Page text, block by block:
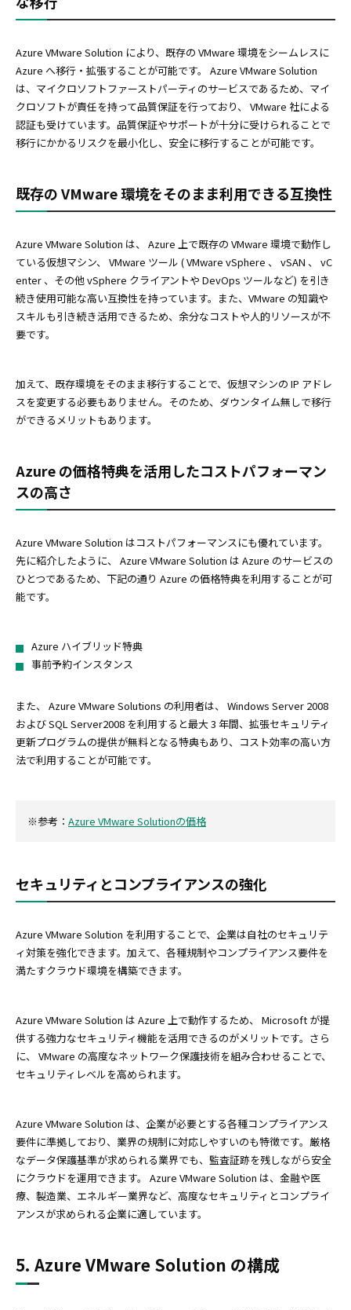
Azure VMware Solution により、既存の VMware 環境をシームレスに
Azure へ移行・拡張することが可能です。 Azure VMware Solution
は、マイクロソフトファーストパーティのサービスであるため、マイ
クロソフトが責任を持って品質保証を行っており、 VMware 社による
認証も受けています。品質保証やサポートが十分に受けられることで
移行にかかるリスクを最小化し、安全に移行することが可能です。
既存の VMware 環境をそのまま利用できる互換性
Azure VMware Solution は、 Azure 上で既存の VMware 環境で動作し
ている仮想マシン、 VMware ツール ( VMware vSphere 、 vSAN 、 vC
enter 、その他 vSphere クライアントや DevOps ツールなど) を引き
続き使用可能な高い互換性を持っています。また、VMware の知識や
スキルも引き続き活用できるため、余分なコストや人的リソースが不
要です。
加えて、既存環境をそのまま移行することで、仮想マシンの IP アドレ
スを変更する必要もありません。そのため、ダウンタイム無しで移行
ができるメリットもあります。
Azure の価格特典を活用したコストパフォーマン
スの高さ
Azure VMware Solution はコストパフォーマンスにも優れています。
先に紹介したように、 Azure VMware Solution は Azure のサービスの
ひとつであるため、下記の通り Azure の価格特典を利用することが可
能です。
Azure ハイブリッド特典
事前予約インスタンス
また、 Azure VMware Solutions の利用者は、 Windows Server 2008
および SQL Server2008 を利用すると最大 3 年間、拡張セキュリティ
更新プログラムの提供が無料となる特典もあり、コスト効率の高い方
法で利用することが可能です。
※参考： Azure VMware Solutionの価格
セキュリティとコンプライアンスの強化
Azure VMware Solution を利用することで、企業は自社のセキュリテ
ィ対策を強化できます。加えて、各種規制やコンプライアンス要件を
満たすクラウド環境を構築できます。
Azure VMware Solution は Azure 上で動作するため、 Microsoft が提
供する強力なセキュリティ機能を活用できるのがメリットです。さら
に、 VMware の高度なネットワーク保護技術を組み合わせることで、
セキュリティレベルを高められます。
Azure VMware Solution は、企業が必要とする各種コンプライアンス
要件に準拠しており、業界の規制に対応しやすいのも特徴です。厳格
なデータ保護基準が求められる業界でも、監査証跡を残しながら安全
にクラウドを運用できます。 Azure VMware Solution は、金融や医
療、製造業、エネルギー業界など、高度なセキュリティとコンプライ
アンスが求められる企業に適しています。
5. Azure VMware Solution の構成